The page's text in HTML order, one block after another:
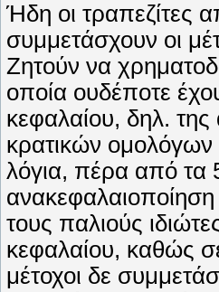
Ήδη οι τραπεζίτες
συμμετάσχουν οι
Zητούν να
οποία ουδέποτε
κεφαλαίου, δηλ.
κρατικών
λόγια, πέρα από τα
τους παλιούς
κεφαλαίου, καθώς
μέτοχοι δε